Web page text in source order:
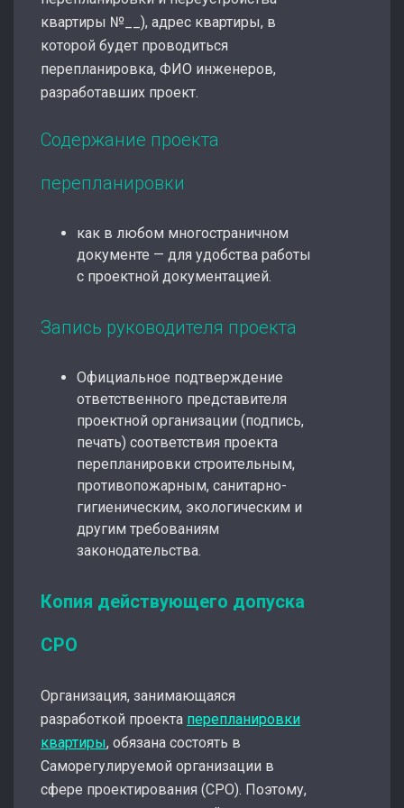
квартиры №__), адрес квартиры, в
которой будет проводиться
перепланировка, ФИО инженеров,
разработавших проект.
Содержание проекта
перепланировки
как в любом многостраничном
документе — для удобства работы
с проектной документацией.
Запись руководителя проекта
Официальное подтверждение
ответственного представителя
проектной организации (подпись,
печать) соответствия проекта
перепланировки строительным,
противопожарным, санитарно-
гигиеническим, экологическим и
другим требованиям
законодательства.
Копия действующего допуска
СРО
Организация, занимающаяся
разработкой проекта перепланировки
квартиры, обязана состоять в
Саморегулируемой организации в
сфере проектирования (СРО). Поэтому,